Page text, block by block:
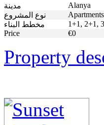
مدينة
Alanya
نوع المشروع
مخطط البناء
1+1, 2+1,
Price
€0
Property